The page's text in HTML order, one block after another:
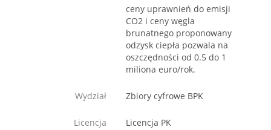
ceny uprawnień do emisji
CO2 i ceny węgla
brunatnego proponowany
odzysk ciepła pozwala na
oszczędności od 0.5 do 1
miliona euro/rok.
Wydział Zbiory cyfrowe BPK
Licencja Licencja PK